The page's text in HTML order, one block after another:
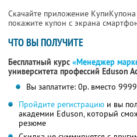
Скачайте приложение КупиКупона
покажите купон с экрана
ЧТО ВЫ ПОЛУЧИТЕ
Бесплатный курс «Менеджер
университета профессий Eduson
Вы заплатите: 0р. вместо
Пройдите регистрацию и вы
академии Eduson, который
резюме